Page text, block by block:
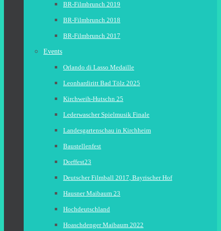
BR-Filmbrunch 2019
BR-Filmbrunch 2018
BR-Filmbrunch 2017
Events
Orlando di Lasso Medaille
Leonhardiritt Bad Tölz 2025
Kirchweih-Hutschn 25
Lederwascher Spielmusik Finale
Landesgartenschau in Kirchheim
Baustellenfest
Dorffest23
Deutscher Filmball 2017, Bayrischer Hof
Hausner Maibaum 23
Hochdeutschland
Hoaschdenger Maibaum 2022